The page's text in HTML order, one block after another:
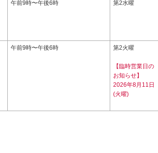
午前9時〜午後6時 第2水曜
午前9時〜午後6時 第2火曜
【臨時営業日の
お知らせ】
2026年8月11日
(火曜)